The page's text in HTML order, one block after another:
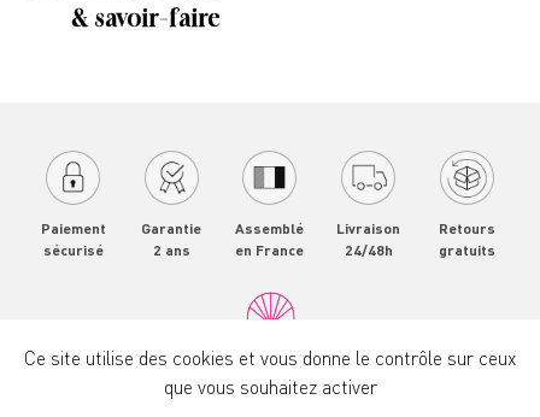
& savoir-faire
Paiement
sécurisé
Garantie
2 ans
Assemblé
en France
Livraison
24/48h
Retours
gratuits
Flowersforzoé
Mentions légales
Ce site utilise des cookies et vous donne le contrôle sur ceux
que vous souhaitez activer